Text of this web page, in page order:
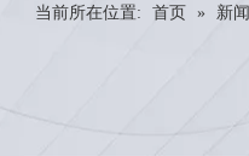
当前所在位置: 首页 » 新闻